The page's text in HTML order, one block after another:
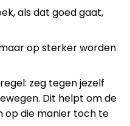
als dat goed gaat,
op sterker worden
zeg tegen jezelf
Dit helpt om de
op die manier toch te